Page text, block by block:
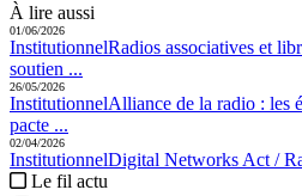
À lire aussi
01/06/2026
InstitutionnelRadios associatives et
soutien ...
26/05/2026
InstitutionnelAlliance de la radio : les
pacte ...
02/04/2026
InstitutionnelDigital Networks Act /
Le fil actu